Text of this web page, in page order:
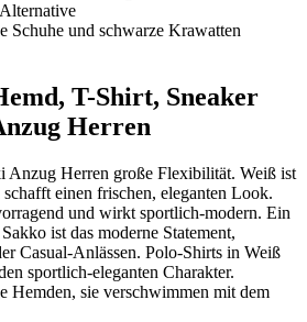
Schuhe und schwarze Krawatten
T-Shirt, Sneaker
Herren
Anzug Herren große Flexibilität. Weiß ist
einen frischen, eleganten Look.
und wirkt sportlich-modern. Ein
ist das moderne Statement,
Casual-Anlässen. Polo-Shirts in Weiß
sportlich-eleganten Charakter.
Hemden, sie verschwimmen mit dem